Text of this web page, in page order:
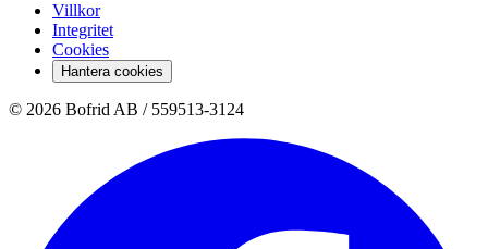
Villkor
Integritet
Cookies
Hantera cookies
© 2026 Bofrid AB / 559513-3124